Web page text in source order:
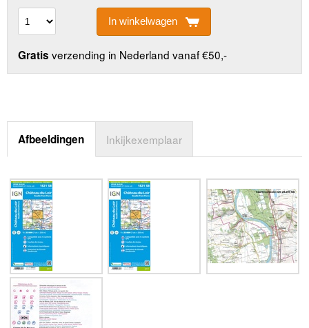
In winkelwagen
Gratis verzending in Nederland vanaf €50,-
Afbeeldingen Inkijkexemplaar